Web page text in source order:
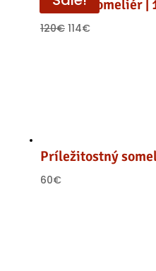
Vášnivý someliér
120€ 114€
Príležitostný
60€